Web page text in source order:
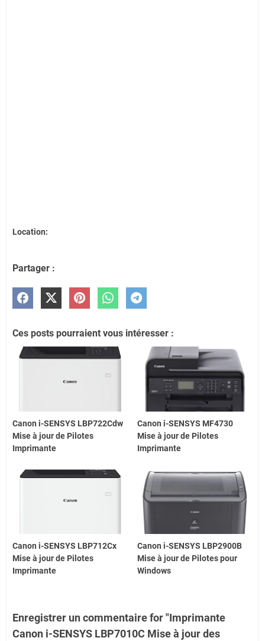
Location:
Partager :
Ces posts pourraient vous intéresser :
Canon i-SENSYS LBP722Cdw
Mise à jour de Pilotes
Imprimante
Canon i-SENSYS MF4730
Mise à jour de Pilotes
Imprimante
Canon i-SENSYS LBP712Cx
Mise à jour de Pilotes
Imprimante
Canon i-SENSYS LBP2900B
Mise à jour de Pilotes pour
Windows
Enregistrer un commentaire for "Imprimante
Canon i-SENSYS LBP7010C Mise à jour des